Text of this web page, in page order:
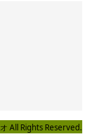
All Rights Reserved.